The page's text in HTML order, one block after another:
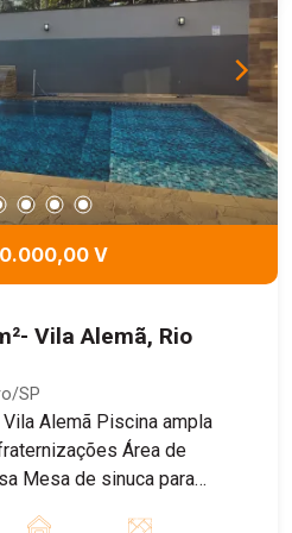
perfeita para
momentos
oportunidade única no
V
Vila Alemã, Rio
SP
Alemã Piscina ampla
Área de
Mesa de sinuca para